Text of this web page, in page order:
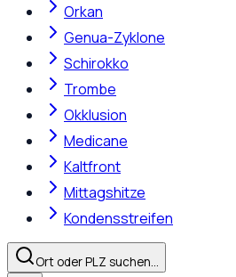
Orkan
Genua-Zyklone
Schirokko
Trombe
Okklusion
Medicane
Kaltfront
Mittagshitze
Kondensstreifen
Ort oder PLZ suchen…